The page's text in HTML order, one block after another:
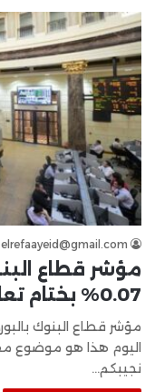
elrefaayeid@gmail.com
مؤشر قطاع
0.07% بختام تعاملات اليوم
اليوم هذا هو موضوع
نجيبكم…